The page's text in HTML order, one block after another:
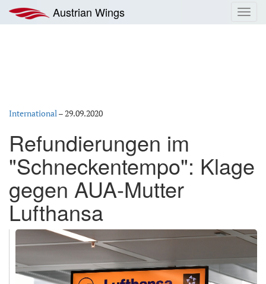
Inhalt
springen
Austrian Wings
International–29.09.2020
Refundierungen im
"Schneckentempo": Klage
gegen AUA-Mutter
Lufthansa